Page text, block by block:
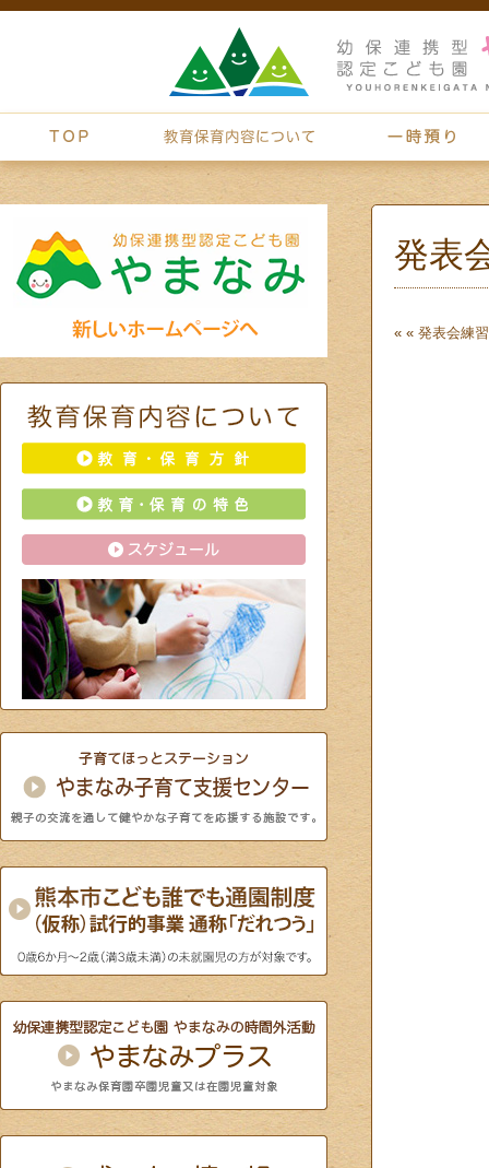
発表
« « 発表会練習